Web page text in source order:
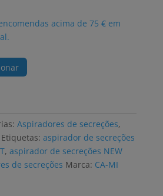
acima de 75 € em
Aspiradores de secreções,
Etiquetas: aspirador de secreções
, aspirador de secreções NEW
de secreções Marca: CA-MI